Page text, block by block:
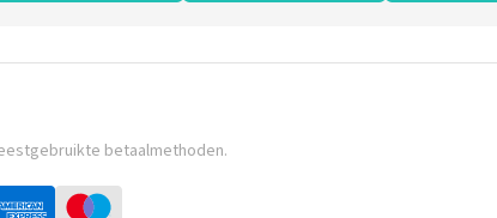
betaalmethoden.